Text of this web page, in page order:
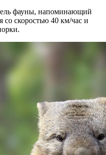
фауны, напоминающий
со скоростью 40 км/час и